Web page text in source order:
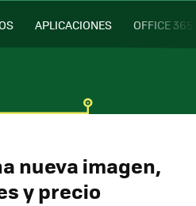
APLICACIONES OFFICE 365
nueva imagen,
y precio